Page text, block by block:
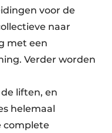
voor de
naar
met een
Verder worden
liften, en
helemaal
complete